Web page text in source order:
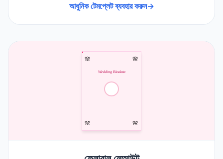
আধুনিক টেমপ্লেট ব্যবহার করুন→
🌸
🌸
🌸
🌸
Wedding Biodata